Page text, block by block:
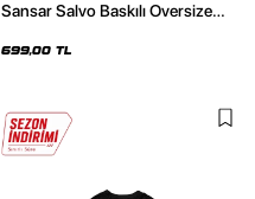
Sansar Salvo Baskılı Oversize
699,00 TL